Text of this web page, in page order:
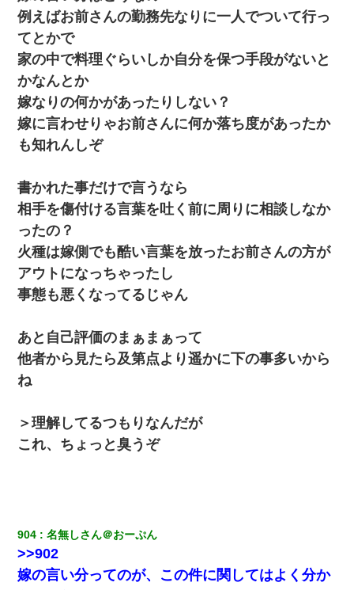
し…)うちの子ではないので迎えに行きません」→息子を名乗って
た人物の正体が判明するも・・・
13歳娘が元嫁のところから逃げてきた。どう扱ったらいいのかわ
からない
【悲報】お風呂で父親と姉が完全に行為してるんだが...
夫に癌の余命宣告。その闘病中に長女から信じられない言葉を受
【衝撃】ある工場に配属すると、女の人がみんな退職してしま
う。会社「仕事がハードだし田舎で娯楽も少ないからキツイの
か…」→ 実際は違った
妻が亡くなったんだけど正直ガチで嬉しい
この母親は娘の黒歴史を掘り出さないと死ぬんか？ 死ぬんか？
嫁の妹（26歳）がずっとウチに泊まりに来た結果→俺がヤバイｗ
32歳ワイ、34歳の可愛い女と付き合うも現実を知ってしまい無事
死亡・・・
例えばお前さんの勤務先なりに一人でついて行っ
てとかで
家の中で料理ぐらいしか自分を保つ手段がないと
かなんとか
嫁なりの何かがあったりしない？
嫁に言わせりゃお前さんに何か落ち度があったか
も知れんしぞ
書かれた事だけで言うなら
相手を傷付ける言葉を吐く前に周りに相談しなか
ったの？
火種は嫁側でも酷い言葉を放ったお前さんの方が
アウトになっちゃったし
事態も悪くなってるじゃん
あと自己評価のまぁまぁって
他者から見たら及第点より遥かに下の事多いから
ね
＞理解してるつもりなんだが
これ、ちょっと臭うぞ
904 名無しさん＠おーぷん
>>902
嫁の言い分ってのが、この件に関してはよく分か